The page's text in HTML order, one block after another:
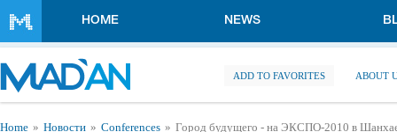
HOME NEWS
ADD TO FAVORITES ABOUT
Home Новости Conferences Город будущего - на ЭКСПО-2010 в